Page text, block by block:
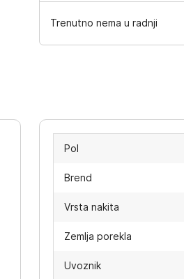
Trenutno nema u radnji
Pol
Brend
Vrsta nakita
Zemlja porekla
Uvoznik